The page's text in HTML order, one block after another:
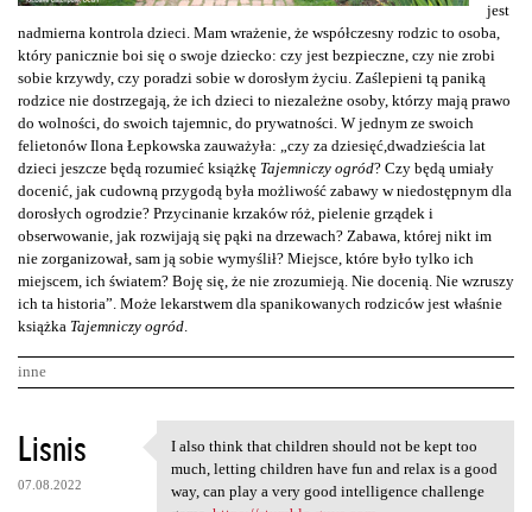
jest
nadmierna kontrola dzieci. Mam wrażenie, że współczesny rodzic to osoba,
który panicznie boi się o swoje dziecko: czy jest bezpieczne, czy nie zrobi
sobie krzywdy, czy poradzi sobie w dorosłym życiu. Zaślepieni tą paniką
rodzice nie dostrzegają, że ich dzieci to niezależne osoby, którzy mają prawo
do wolności, do swoich tajemnic, do prywatności. W jednym ze swoich
felietonów Ilona Łepkowska zauważyła: „czy za dziesięć,dwadzieścia lat
dzieci jeszcze będą rozumieć książkę Tajemniczy ogród? Czy będą umiały
docenić, jak cudowną przygodą była możliwość zabawy w niedostępnym dla
dorosłych ogrodzie? Przycinanie krzaków róż, pielenie grządek i
obserwowanie, jak rozwijają się pąki na drzewach? Zabawa, której nikt im
nie zorganizował, sam ją sobie wymyślił? Miejsce, które było tylko ich
miejscem, ich światem? Boję się, że nie zrozumieją. Nie docenią. Nie wzruszy
ich ta historia”. Może lekarstwem dla spanikowanych rodziców jest właśnie
książka Tajemniczy ogród.
inne
K
o
m
Lisnis
07.08.2022
I also think that children
I also think that children should not be kept too
much, letting children have fun and relax is a good
way, can play a very good intelligence challenge